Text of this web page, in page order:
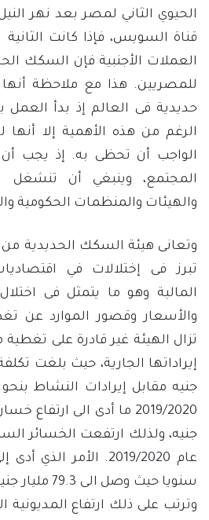
الحيوي الثاني لمصر بعد نهر
قناة السويس، فإذا كانت
العملات الأجنبية فإن السكك
للمصريين. هذا مع ملاحظة
الرغم من هذه الأهمية إلا أنها
الواجب أن تحظى به. إذ يجب أن
المجتمع، وينبغي أن
والهيئات والمنظمات الحكومية
وتعانى هيئة السكك الحديدية
تبرز فى إختلالات في
المالية وهو ما يتمثل فى
والأسعار وقصور الموارد عن
تزال الهيئة غير قادرة على
عام 2019/2020. الأمر
وترتب على ذلك ارتفاع المديونية